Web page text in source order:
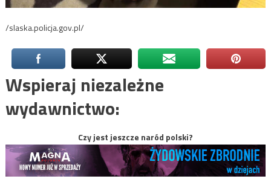
/slaska.policja.gov.pl/
Wspieraj niezależne
wydawnictwo:
Czy jest jeszcze naród polski?